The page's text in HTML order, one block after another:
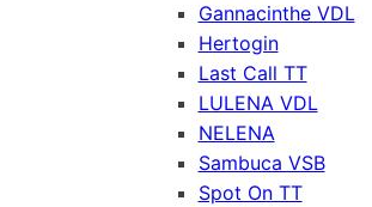
Gannacinthe VDL
Hertogin
Last Call TT
LULENA VDL
NELENA
Sambuca VSB
Spot On TT